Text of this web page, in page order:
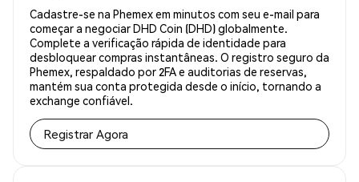
Cadastre-se na Phemex em minutos com seu e-mail para
começar a negociar DHD Coin (DHD) globalmente.
Complete a verificação rápida de identidade para
desbloquear compras instantâneas. O registro seguro da
Phemex, respaldado por 2FA e auditorias de reservas,
mantém sua conta protegida desde o início, tornando a
exchange confiável.
Registrar Agora